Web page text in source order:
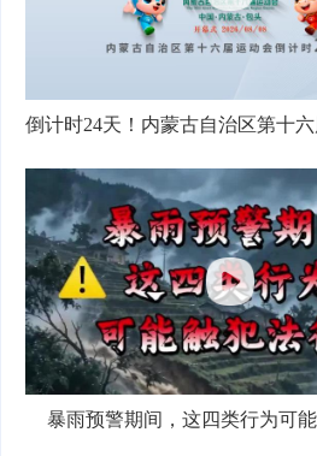
暴雨预警期间，这四类行为可能